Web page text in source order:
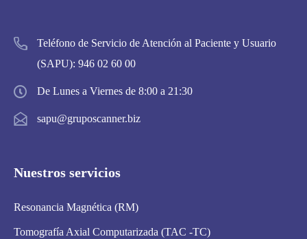
Teléfono de Servicio de Atención al Paciente y Usuario
(SAPU): 946 02 60 00
De Lunes a Viernes de 8:00 a 21:30
sapu@gruposcanner.biz
Nuestros servicios
Resonancia Magnética (RM)
Tomografía Axial Computarizada (TAC -TC)